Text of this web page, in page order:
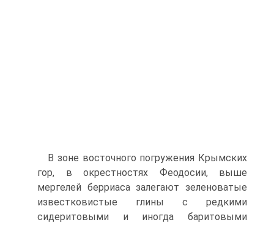
В зоне восточного погружения Крымских
гор, в окрестностях Фео­досии, выше
мергелей берриаса залегают зеленоватые
известковистые глины с редкими
сидеритовыми и иногда баритовыми